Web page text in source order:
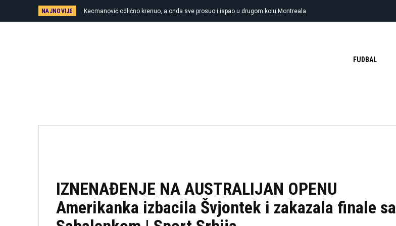
NAJNOVIJE Kecmanović odlično krenuo, a onda sve prosuo i ispao u drugom kolu Montreala
FUDBAL
IZNENAĐENJE NA AUSTRALIJAN OPENU
Amerikanka izbacila Švjontek i zakazala finale sa